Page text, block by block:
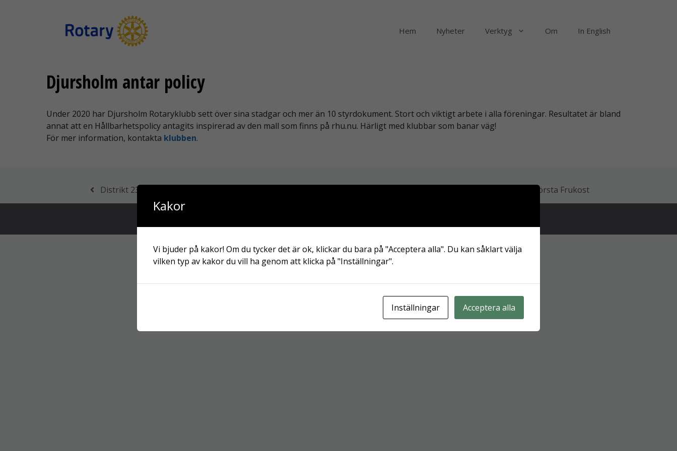
Hem Nyheter Verktyg Om In English
Djursholm antar policy
Under 2020 har Djursholm Rotaryklubb sett över sina stadgar och mer än 10 styrdokument. Stort och viktigt arbete i alla föreningar. Resultatet är bland
annat att en Hållbarhetspolicy antagits inspirerad av den mall som finns på rhu.nu. Härligt med klubbar som banar väg!
För mer information, kontakta klubben.
Distrikt 2360 Västsverige – Hållbarhetsråd Sthlm City Första Frukost
Kakor
Vi bjuder på kakor! Om du tycker det är ok, klickar du bara på "Acceptera alla". Du kan såklart välja
vilken typ av kakor du vill ha genom att klicka på "Inställningar".
Inställningar Acceptera alla